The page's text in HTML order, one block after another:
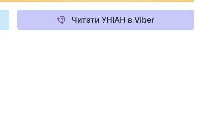
Читати УНІАН в Viber